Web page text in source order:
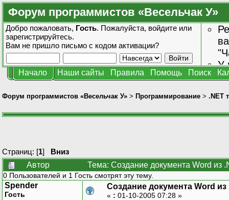
Форум программистов «Весельчак У»
Добро пожаловать, Гость. Пожалуйста, войдите или
зарегистрируйтесь.
Вам не пришло письмо с кодом активации?
У
Начало Наши сайты Правила Помощь Поиск
Форум программистов «Весельчак У» > Программирование > .NET
Страниц: [1] Вниз
Автор
Тема: Создание документа Word из
0 Пользователей и 1 Гость смотрят эту тему.
Spender
Гость
Создание документа Word из
« : 01-10-2005 07:28 »